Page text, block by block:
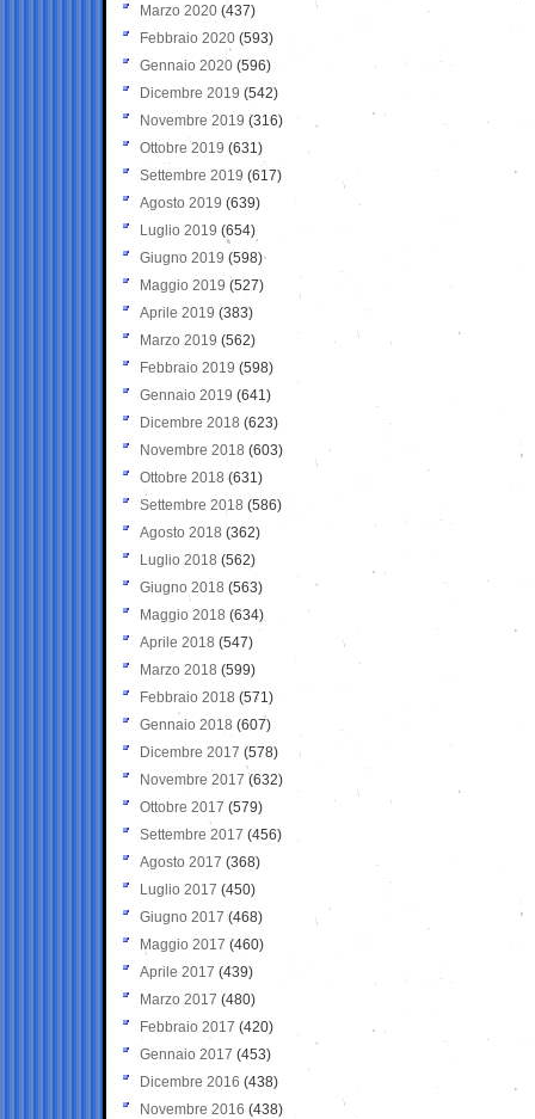
Marzo 2020 (437)
Febbraio 2020 (593)
Gennaio 2020 (596)
Dicembre 2019 (542)
Novembre 2019 (316)
Ottobre 2019 (631)
Settembre 2019 (617)
Agosto 2019 (639)
Luglio 2019 (654)
Giugno 2019 (598)
Maggio 2019 (527)
Aprile 2019 (383)
Marzo 2019 (562)
Febbraio 2019 (598)
Gennaio 2019 (641)
Dicembre 2018 (623)
Novembre 2018 (603)
Ottobre 2018 (631)
Settembre 2018 (586)
Agosto 2018 (362)
Luglio 2018 (562)
Giugno 2018 (563)
Maggio 2018 (634)
Aprile 2018 (547)
Marzo 2018 (599)
Febbraio 2018 (571)
Gennaio 2018 (607)
Dicembre 2017 (578)
Novembre 2017 (632)
Ottobre 2017 (579)
Settembre 2017 (456)
Agosto 2017 (368)
Luglio 2017 (450)
Giugno 2017 (468)
Maggio 2017 (460)
Aprile 2017 (439)
Marzo 2017 (480)
Febbraio 2017 (420)
Gennaio 2017 (453)
Dicembre 2016 (438)
Novembre 2016 (438)